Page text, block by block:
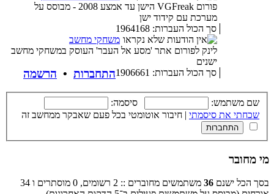
פורום VGFreak הישן עד אמצע 2008 - מבוסס על
מערכת עם קידוד ישן
סך הכול העברות: 1964168
משחקי מחשב
לינק לפורום אתר 'מסע אל העבר' העוסק במשחקי מחשב
ישנים
סך הכול העברות: 1906661
התחברות • הרשמה
שם משתמש:
סיסמה:
שכחתי את סיסמתי | חיבור אוטומטי בכל פעם שאבקר ממחשב זה
מי מחובר
בסך הכל ישנם 36
משתמשים מחוברים :: 2 רשומים, 0 מוסתרים ו 34